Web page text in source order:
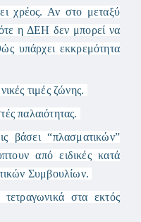
χρέος. Αν στο μεταξύ
η ΔΕΗ δεν μπορεί να
υπάρχει εκκρεμότητα
τιμές ζώνης.
παλαιότητας.
βάσει “πλασματικών”
από ειδικές κατά
Συμβουλίων.
τετραγωνικά στα εκτός